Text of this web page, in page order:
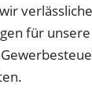
verlässliche
für